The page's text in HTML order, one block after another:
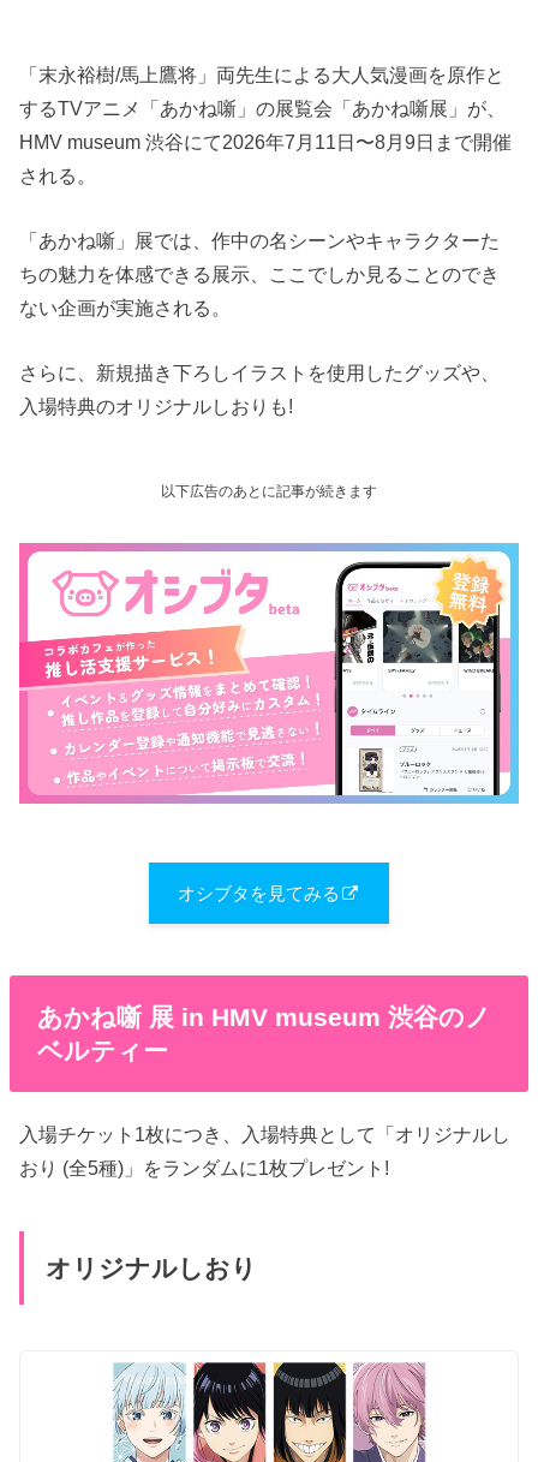
「末永裕樹/馬上鷹将」両先生による大人気漫画を原作と
するTVアニメ「あかね噺」の展覧会「あかね噺展」が、
HMV museum 渋谷にて2026年7月11日〜8月9日まで開催
される。
「あかね噺」展では、作中の名シーンやキャラクターた
ちの魅力を体感できる展示、ここでしか見ることのでき
ない企画が実施される。
さらに、新規描き下ろしイラストを使用したグッズや、
入場特典のオリジナルしおりも!
以下広告のあとに記事が続きます
オシブタを見てみる
あかね噺 展 in HMV museum 渋谷のノ
ベルティー
入場チケット1枚につき、入場特典として「オリジナルし
おり (全5種)」をランダムに1枚プレゼント!
オリジナルしおり